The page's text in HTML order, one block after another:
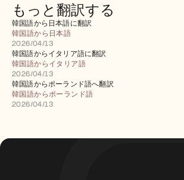
もっと翻訳する
韓国語から日本語に翻訳
韓国語から日本語
2026/04/13
韓国語からイタリア語に翻訳
韓国語からイタリア語
2026/04/13
韓国語からポーランド語へ翻訳
韓国語からポーランド語
2026/04/13